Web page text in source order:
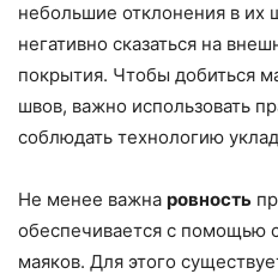
небольшие отклонения в их
негативно сказаться на
покрытия. Чтобы добиться
швов, важно использовать
соблюдать технологию
Не менее важна ровность
обеспечивается с помощью
маяков. Для этого